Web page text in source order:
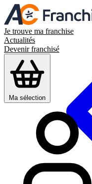
Je trouve ma franchise
Actualités
Devenir franchisé
Ma sélection